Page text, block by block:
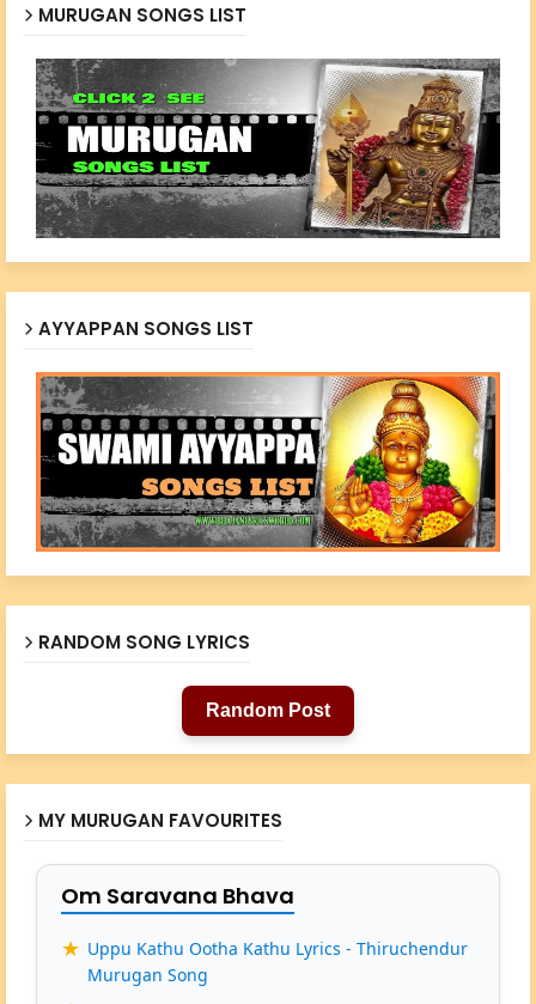
MURUGAN SONGS LIST
AYYAPPAN SONGS LIST
RANDOM SONG LYRICS
Random Post
MY MURUGAN FAVOURITES
Om Saravana Bhava
Uppu Kathu Ootha Kathu Lyrics - Thiruchendur
Murugan Song